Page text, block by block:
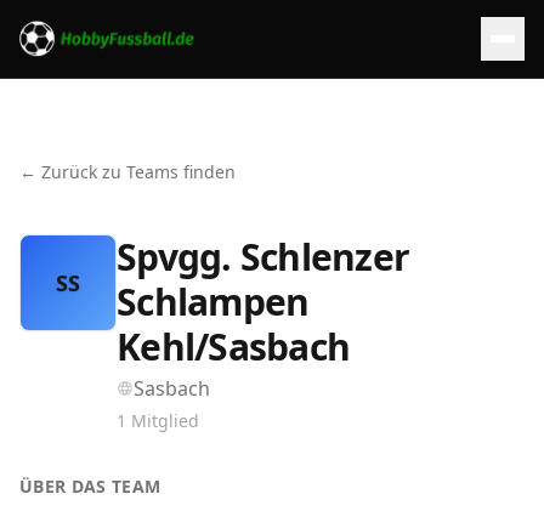
← Zurück zu Teams finden
SS
Spvgg. Schlenzer
Schlampen
Kehl/Sasbach
Sasbach
1 Mitglied
ÜBER DAS TEAM